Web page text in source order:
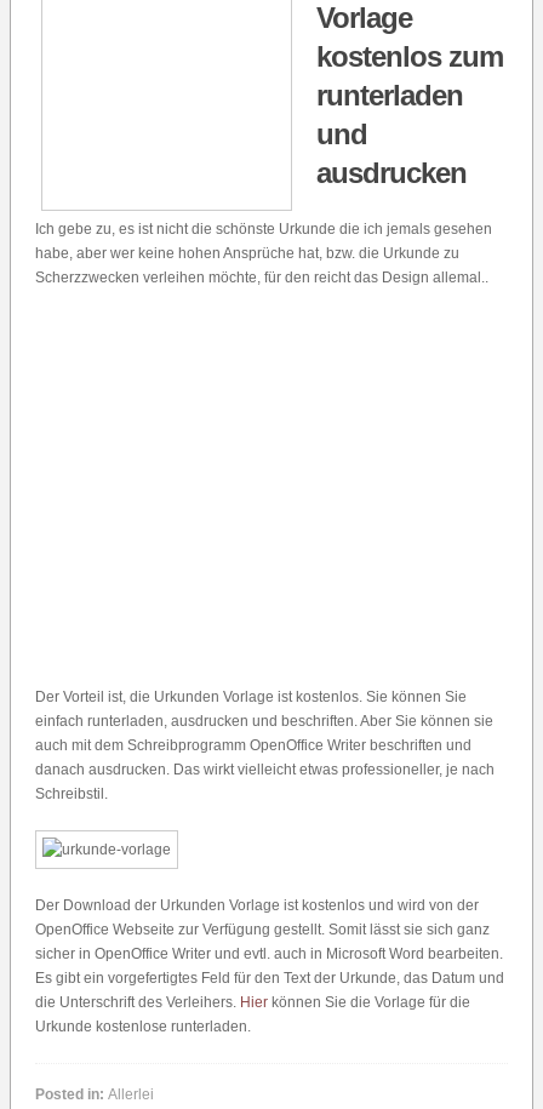
Vorlage
kostenlos zum
runterladen
und
ausdrucken
Ich gebe zu, es ist nicht die schönste Urkunde die ich jemals gesehen
habe, aber wer keine hohen Ansprüche hat, bzw. die Urkunde zu
Scherzzwecken verleihen möchte, für den reicht das Design allemal..
Der Vorteil ist, die Urkunden Vorlage ist kostenlos. Sie können Sie
einfach runterladen, ausdrucken und beschriften. Aber Sie können sie
auch mit dem Schreibprogramm OpenOffice Writer beschriften und
danach ausdrucken. Das wirkt vielleicht etwas professioneller, je nach
Schreibstil.
Der Download der Urkunden Vorlage ist kostenlos und wird von der
OpenOffice Webseite zur Verfügung gestellt. Somit lässt sie sich ganz
sicher in OpenOffice Writer und evtl. auch in Microsoft Word bearbeiten.
Es gibt ein vorgefertigtes Feld für den Text der Urkunde, das Datum und
die Unterschrift des Verleihers. Hier können Sie die Vorlage für die
Urkunde kostenlose runterladen.
Posted in: Allerlei